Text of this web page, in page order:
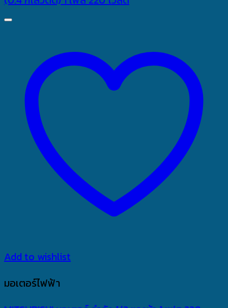
Add to wishlist
มอเตอร์ไฟฟ้า